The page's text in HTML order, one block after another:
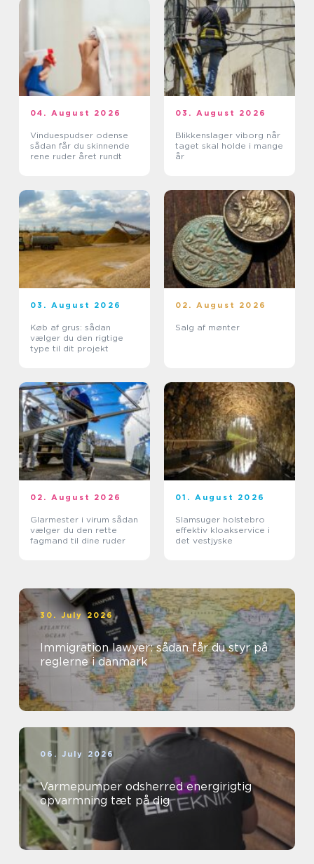
04. August 2026
Vinduespudser odense
sådan får du skinnende
rene ruder året rundt
03. August 2026
Blikkenslager viborg når
taget skal holde i mange
år
03. August 2026
Køb af grus: sådan
vælger du den rigtige
type til dit projekt
02. August 2026
Salg af mønter
02. August 2026
Glarmester i virum sådan
vælger du den rette
fagmand til dine ruder
01. August 2026
Slamsuger holstebro
effektiv kloakservice i
det vestjyske
30. July 2026
Immigration lawyer: sådan får du styr på
reglerne i danmark
06. July 2026
Varmepumper odsherred energirigtig
opvarmning tæt på dig